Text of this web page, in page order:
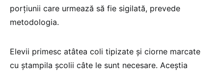
porțiunii care urmează să fie sigilată, prevede
metodologia.
Elevii primesc atâtea coli tipizate și ciorne marcate
cu ștampila școlii câte le sunt necesare. Aceștia